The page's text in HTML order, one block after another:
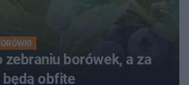
zebraniu borówek, a za
obfite